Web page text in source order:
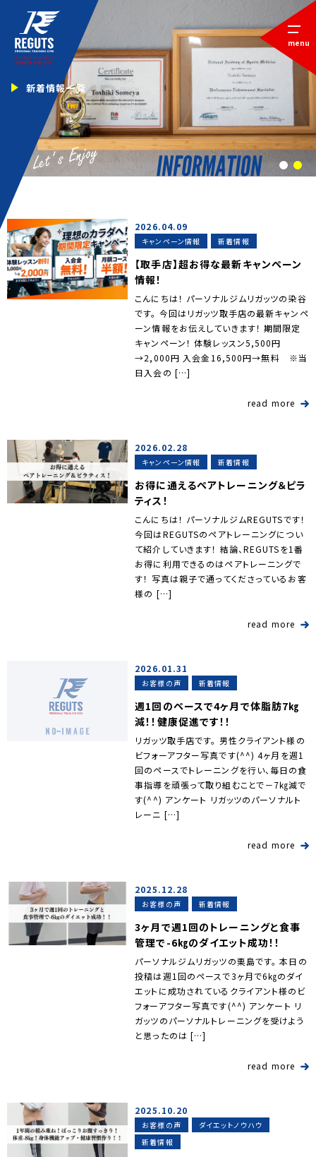
新着情報一覧
1 2
menu
2026.04.09
キャンペーン情報 新着情報
【取手店】超お得な最新キャンペーン
情報！
こんにちは！ パーソナルジムリガッツの染谷
です。 今回はリガッツ取手店の最新キャンペ
ーン情報をお伝えしていきます！ 期間限定
キャンペーン！ 体験レッスン5,500円
→2,000円 入会金16,500円→無料 ※当
日入会の […]
read more
2026.02.28
キャンペーン情報 新着情報
お得に通えるペアトレーニング＆ピラ
ティス！
こんにちは！ パーソナルジムREGUTSです！
今回はREGUTSのペアトレーニングについ
て紹介していきます！ 結論、REGUTSを1番
お得に利用できるのはペアトレーニングで
す！ 写真は親子で通ってくださっているお客
様の […]
read more
2026.01.31
お客様の声 新着情報
週1回のペースで4ヶ月で体脂肪7㎏
減！！健康促進です！！
リガッツ取手店です。 男性クライアント様の
ビフォーアフター写真です(^^) 4ヶ月を週1
回のペースでトレーニングを行い、毎日の食
事指導を頑張って取り組むことで－7㎏減で
す(^^) アンケート リガッツのパーソナルト
レーニ […]
read more
2025.12.28
お客様の声 新着情報
3ヶ月で週1回のトレーニングと食事
管理で-6㎏のダイエット成功！！
パーソナルジムリガッツの栗島です。 本日の
投稿は週1回のペースで3ヶ月で6㎏のダイ
エットに成功されているクライアント様のビ
フォーアフター写真です(^^) アンケート リ
ガッツのパーソナルトレーニングを受けよう
と思ったのは […]
read more
2025.10.20
お客様の声
ダイエットノウハウ
新着情報